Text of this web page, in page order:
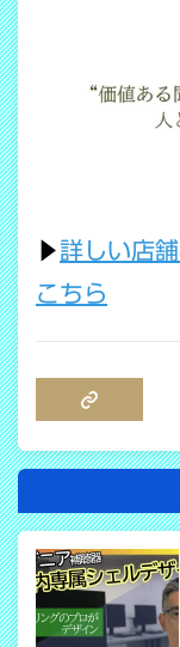
▶詳しい店
こちら